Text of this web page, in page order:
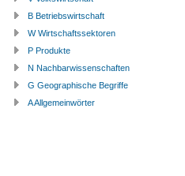
B Betriebswirtschaft
W Wirtschaftssektoren
P Produkte
N Nachbarwissenschaften
G Geographische Begriffe
A Allgemeinwörter